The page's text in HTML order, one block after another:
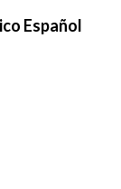
Español